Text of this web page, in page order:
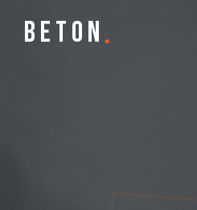
BETON.